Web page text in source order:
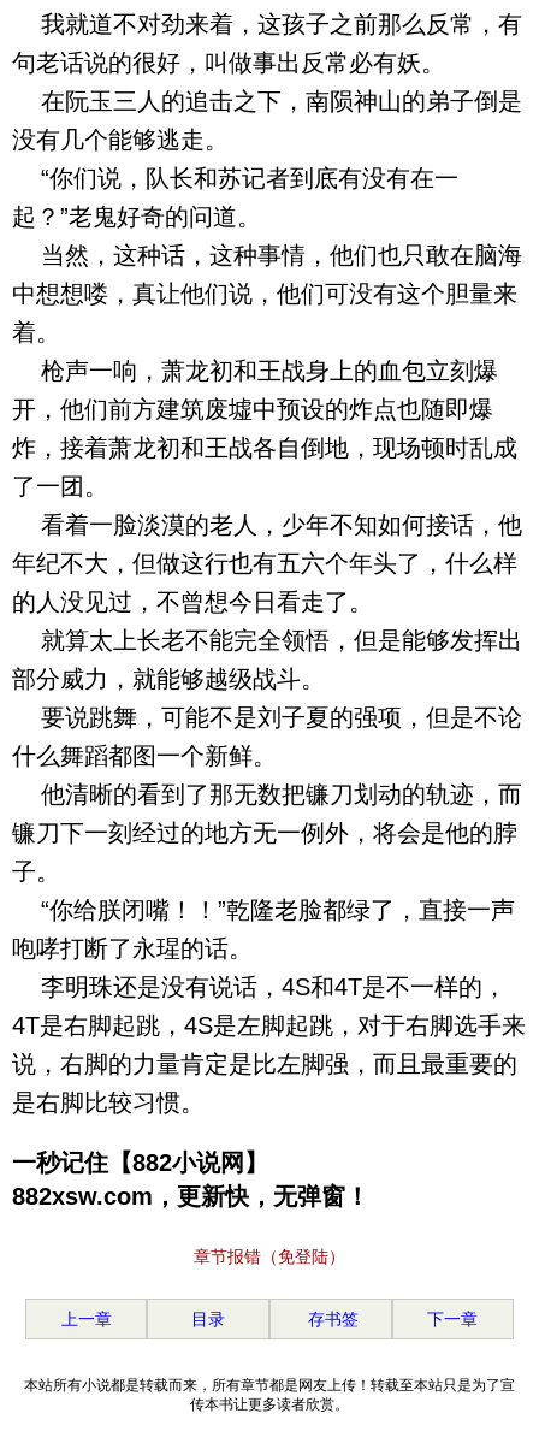
我就道不对劲来着，这孩子之前那么反常，有
句老话说的很好，叫做事出反常必有妖。
在阮玉三人的追击之下，南陨神山的弟子倒是
没有几个能够逃走。
“你们说，队长和苏记者到底有没有在一
起？”老鬼好奇的问道。
当然，这种话，这种事情，他们也只敢在脑海
中想想喽，真让他们说，他们可没有这个胆量来
着。
枪声一响，萧龙初和王战身上的血包立刻爆
开，他们前方建筑废墟中预设的炸点也随即爆
炸，接着萧龙初和王战各自倒地，现场顿时乱成
了一团。
看着一脸淡漠的老人，少年不知如何接话，他
年纪不大，但做这行也有五六个年头了，什么样
的人没见过，不曾想今日看走了。
就算太上长老不能完全领悟，但是能够发挥出
部分威力，就能够越级战斗。
要说跳舞，可能不是刘子夏的强项，但是不论
什么舞蹈都图一个新鲜。
他清晰的看到了那无数把镰刀划动的轨迹，而
镰刀下一刻经过的地方无一例外，将会是他的脖
子。
“你给朕闭嘴！！”乾隆老脸都绿了，直接一声
咆哮打断了永瑆的话。
李明珠还是没有说话，4S和4T是不一样的，
4T是右脚起跳，4S是左脚起跳，对于右脚选手来
说，右脚的力量肯定是比左脚强，而且最重要的
是右脚比较习惯。
一秒记住【882小说网】
882xsw.com，更新快，无弹窗！
章节报错（免登陆）
上一章 目录 存书签 下一章
本站所有小说都是转载而来，所有章节都是网友上传！转载至本站只是为了宣
传本书让更多读者欣赏。